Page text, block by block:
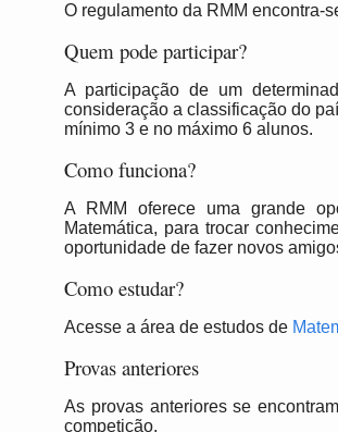
O regulamento da RMM encontra-
Quem pode participar?
A participação de um
consideração a classificação do
mínimo 3 e no máximo 6 alunos.
Como funciona?
A RMM oferece uma grande
Matemática, para trocar
oportunidade de fazer novos
Como estudar?
Acesse a área de estudos de
Provas anteriores
As provas anteriores se
competição.